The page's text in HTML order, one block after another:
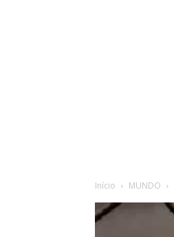
Início MUNDO